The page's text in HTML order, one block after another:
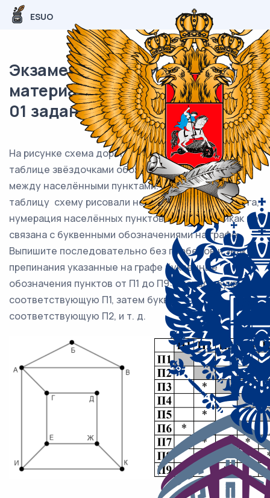
ESUO
Экзаменационный (типовой)
материал ЕГЭ / Информатика /
01 задание (24) / 53
На рисунке схема дорог изображена в виде графа, в
таблице звёздочками обозначено наличие дороги
между населёнными пунктами. Так как
таблицу схему рисовали независимо друг от друга,
нумерация населённых пунктов в таблице никак не
связана с буквенными обозначениями на графе.
Выпишите последовательно без пробелов и знаков
препинания указанные на графе буквенные
обозначения пунктов от П1 до П9: сначала букву,
соответствующую П1, затем букву,
соответствующую П2, и т. д.